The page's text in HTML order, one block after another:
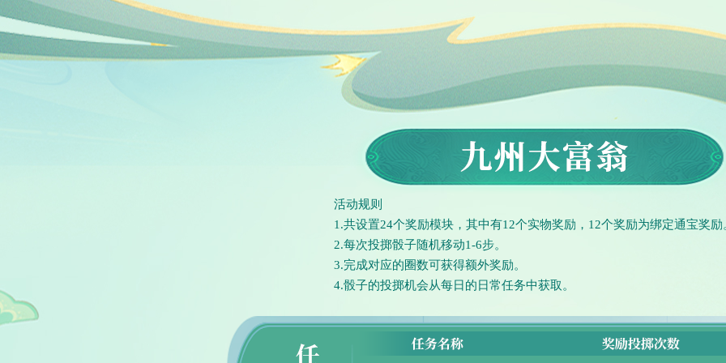
活动规则
1.共设置24个奖励模块，其中有12个实物奖励，12个奖励为绑定通宝奖励
2.每次投掷骰子随机移动1-6步。
3.完成对应的圈数可获得额外奖励。
4.骰子的投掷机会从每日的日常任务中获取。